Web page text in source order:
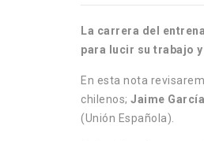
La carrera del
para lucir su trabajo
En esta nota
chilenos; Jaime García
(Unión Española).